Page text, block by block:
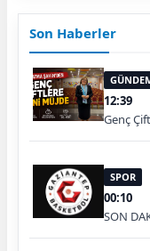
Son Haberler
12:39
Genç
SPOR
00:10
SON